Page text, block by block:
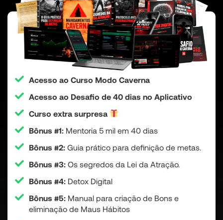
Acesso ao Curso Modo Caverna
Acesso ao Desafio de 40 dias no Aplicativo
Curso extra surpresa
Bônus #1:Mentoria 5 mil em 40 dias
Bônus #2: Guia prático para definição de metas.
Bônus #3:Os segredos da Lei da Atração.
Bônus #4:Detox Digital
Bônus #5: Manual para criação de Bons e
eliminação de Maus Hábitos